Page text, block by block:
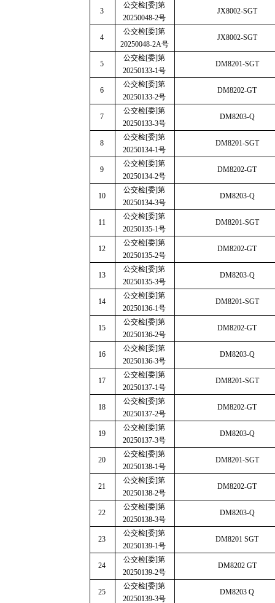
3
公交检[委]第
20250048-2号
JX8002-SGT
4
公交检[委]第
20250048-2A号
JX8002-SGT
5
公交检[委]第
20250133-1号
DM8201-SGT
6
公交检[委]第
20250133-2号
DM8202-GT
7
公交检[委]第
20250133-3号
DM8203-Q
8
公交检[委]第
20250134-1号
DM8201-SGT
9
公交检[委]第
20250134-2号
DM8202-GT
10
公交检[委]第
20250134-3号
DM8203-Q
11
公交检[委]第
20250135-1号
DM8201-SGT
12
公交检[委]第
20250135-2号
DM8202-GT
13
公交检[委]第
20250135-3号
DM8203-Q
14
公交检[委]第
20250136-1号
DM8201-SGT
15
公交检[委]第
20250136-2号
DM8202-GT
16
公交检[委]第
20250136-3号
DM8203-Q
17
公交检[委]第
20250137-1号
DM8201-SGT
18
公交检[委]第
20250137-2号
DM8202-GT
19
公交检[委]第
20250137-3号
DM8203-Q
20
公交检[委]第
20250138-1号
DM8201-SGT
21
公交检[委]第
20250138-2号
DM8202-GT
22
公交检[委]第
20250138-3号
DM8203-Q
23
公交检[委]第
20250139-1号
DM8201 SGT
24
公交检[委]第
20250139-2号
DM8202 GT
25
公交检[委]第
20250139-3号
DM8203 Q